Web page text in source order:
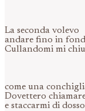
La seconda volevo
andare fino in
Cullandomi mi
come una
Dovettero
e staccarmi di